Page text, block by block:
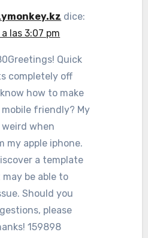
dice:
las 3:07 pm
Quick
completely off
how to make
friendly? My
when
my apple iphone.
a template
be able to
Should you
please
159898